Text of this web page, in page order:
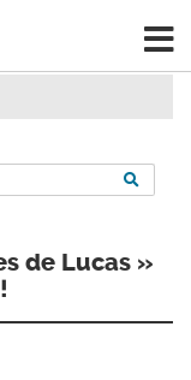
de Lucas »